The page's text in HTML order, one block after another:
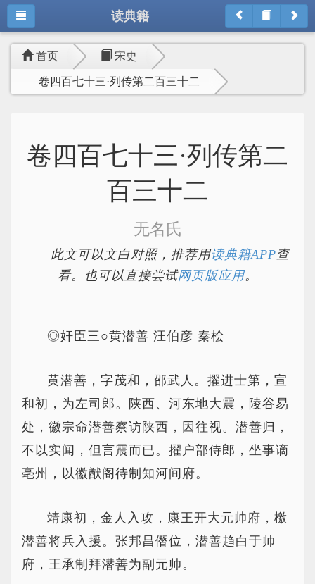
读典籍
首页 宋史
卷四百七十三·列传第二百三十二
卷四百七十三·列传第二
百三十二
无名氏
此文可以文白对照，推荐用读典籍APP查
看。也可以直接尝试网页版应用。
◎奸臣三○黄潜善 汪伯彦 秦桧
黄潜善，字茂和，邵武人。擢进士第，宣
和初，为左司郎。陕西、河东地大震，陵谷易
处，徽宗命潜善察访陕西，因往视。潜善归，
不以实闻，但言震而已。擢户部侍郎，坐事谪
亳州，以徽猷阁待制知河间府。
靖康初，金人入攻，康王开大元帅府，檄
潜善将兵入援。张邦昌僭位，潜善趋白于帅
府，王承制拜潜善为副元帅。